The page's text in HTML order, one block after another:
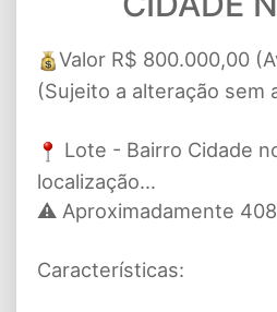
Valor R$ 800.000,00
(Sujeito a alteração sem
Lote - Bairro Cidade
localização…
⚠ Aproximadamente
Características: